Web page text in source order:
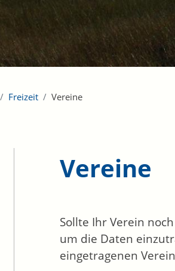
Freizeit Vereine
Vereine
Sollte Ihr Verein
um die Daten
eingetragenen